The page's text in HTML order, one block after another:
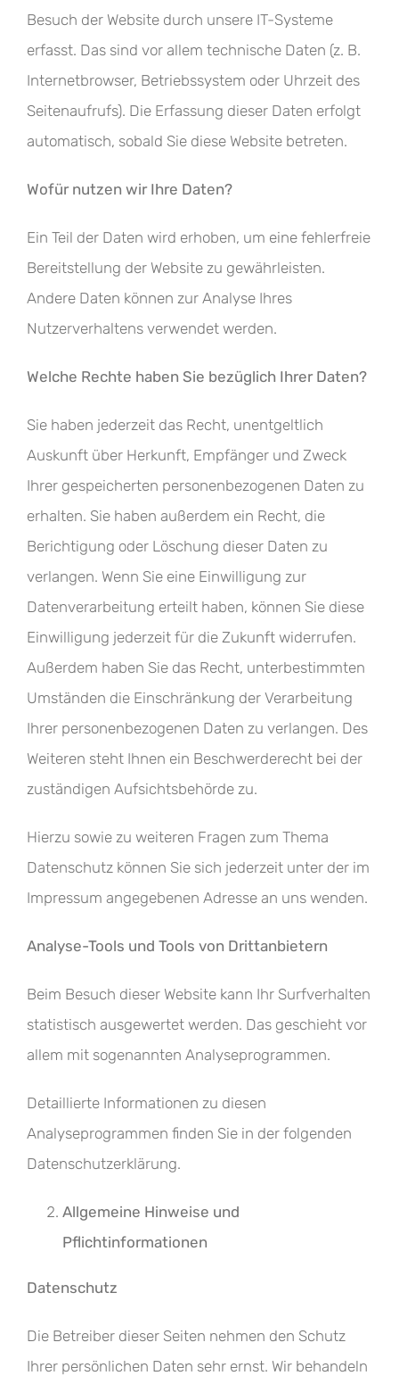
Besuch der Website durch unsere IT-Systeme
erfasst. Das sind vor allem technische Daten (z. B.
Internetbrowser, Betriebssystem oder Uhrzeit des
Seitenaufrufs). Die Erfassung dieser Daten erfolgt
automatisch, sobald Sie diese Website betreten.
Wofür nutzen wir Ihre Daten?
Ein Teil der Daten wird erhoben, um eine fehlerfreie
Bereitstellung der Website zu gewährleisten.
Andere Daten können zur Analyse Ihres
Nutzerverhaltens verwendet werden.
Welche Rechte haben Sie bezüglich Ihrer Daten?
Sie haben jederzeit das Recht, unentgeltlich
Auskunft über Herkunft, Empfänger und Zweck
Ihrer gespeicherten personenbezogenen Daten zu
erhalten. Sie haben außerdem ein Recht, die
Berichtigung oder Löschung dieser Daten zu
verlangen. Wenn Sie eine Einwilligung zur
Datenverarbeitung erteilt haben, können Sie diese
Einwilligung jederzeit für die Zukunft widerrufen.
Außerdem haben Sie das Recht, unterbestimmten
Umständen die Einschränkung der Verarbeitung
Ihrer personenbezogenen Daten zu verlangen. Des
Weiteren steht Ihnen ein Beschwerderecht bei der
zuständigen Aufsichtsbehörde zu.
Hierzu sowie zu weiteren Fragen zum Thema
Datenschutz können Sie sich jederzeit unter der im
Impressum angegebenen Adresse an uns wenden.
Analyse-Tools und Tools von Drittanbietern
Beim Besuch dieser Website kann Ihr Surfverhalten
statistisch ausgewertet werden. Das geschieht vor
allem mit sogenannten Analyseprogrammen.
Detaillierte Informationen zu diesen
Analyseprogrammen finden Sie in der folgenden
Datenschutzerklärung.
Allgemeine Hinweise und
Pflichtinformationen
Datenschutz
Die Betreiber dieser Seiten nehmen den Schutz
Ihrer persönlichen Daten sehr ernst. Wir behandeln